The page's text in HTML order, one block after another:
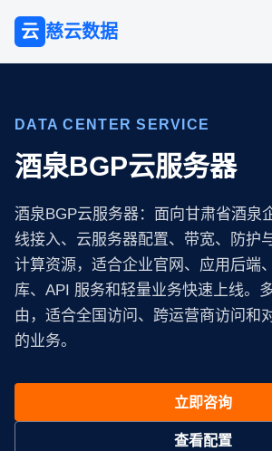
云 慈云数据
DATA CENTER SERVICE
酒泉BGP云服务器
酒泉BGP云服务器：面向甘肃省酒泉
线接入、云服务器配置、带宽、防护
计算资源，适合企业官网、应用后端
库、API 服务和轻量业务快速上线。
由，适合全国访问、跨运营商访问和
的业务。
立即咨询
查看配置